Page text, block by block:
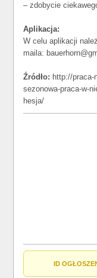
– zdobycie
Aplikacja:
W celu aplikacji
maila:
Źródło: http://praca-
sezonowa-praca-w-
hesja/
ID